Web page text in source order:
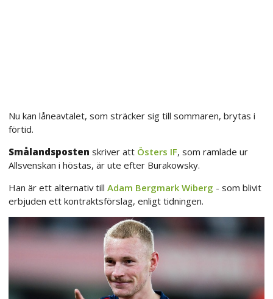
Nu kan låneavtalet, som sträcker sig till sommaren, brytas i
förtid.
Smålandsposten skriver att Östers IF, som ramlade ur
Allsvenskan i höstas, är ute efter Burakowsky.
Han är ett alternativ till Adam Bergmark Wiberg - som blivit
erbjuden ett kontraktsförslag, enligt tidningen.